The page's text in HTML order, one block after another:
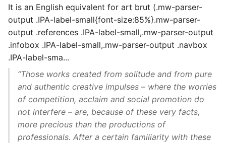
It is an English equivalent for art brut (.mw-parser-
output .IPA-label-small{font-size:85%}.mw-parser-
output .references .IPA-label-small,.mw-parser-output
.infobox .IPA-label-small,.mw-parser-output .navbox
.IPA-label-sma...
“Those works created from solitude and from pure
and authentic creative impulses – where the worries
of competition, acclaim and social promotion do
not interfere – are, because of these very facts,
more precious than the productions of
professionals. After a certain familiarity with these